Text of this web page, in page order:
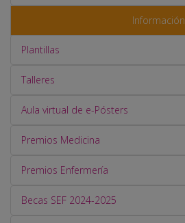
Información
Plantillas
Talleres
Aula virtual de e-Pósters
Premios Medicina
Premios Enfermería
Becas SEF 2024-2025